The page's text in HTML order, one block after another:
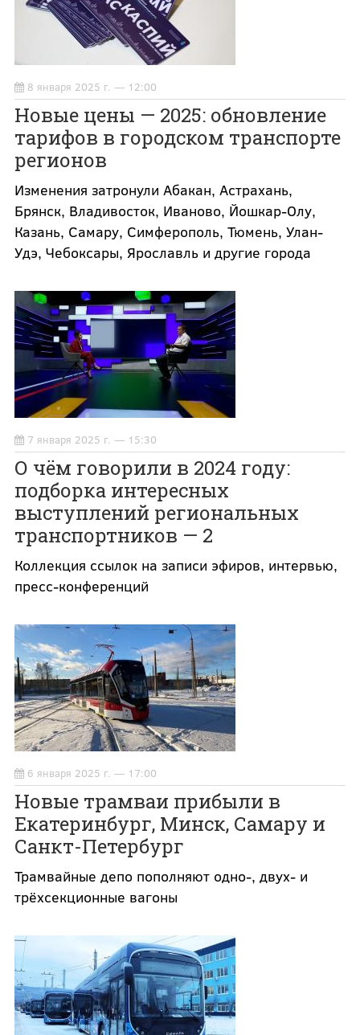
8 января 2025 г. — 12:00
Новые цены — 2025: обновление
тарифов в городском транспорте
регионов
Изменения затронули Абакан, Астрахань,
Брянск, Владивосток, Иваново, Йошкар-Олу,
Казань, Самару, Симферополь, Тюмень, Улан-
Удэ, Чебоксары, Ярославль и другие города
7 января 2025 г. — 15:30
О чём говорили в 2024 году:
подборка интересных
выступлений региональных
транспортников — 2
Коллекция ссылок на записи эфиров, интервью,
пресс-конференций
6 января 2025 г. — 17:00
Новые трамваи прибыли в
Екатеринбург, Минск, Самару и
Санкт-Петербург
Трамвайные депо пополняют одно-, двух- и
трёхсекционные вагоны